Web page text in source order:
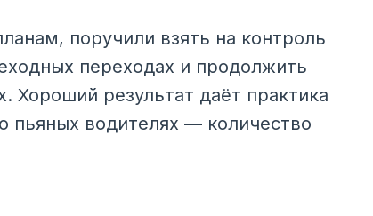
поручили взять на контроль
переходах и продолжить
Хороший результат даёт практика
пьяных водителях — количество